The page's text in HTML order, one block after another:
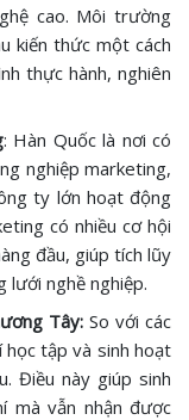
cao. Môi trường
kiến thức một cách
thực hành, nghiên
: Hàn Quốc là nơi có
nghiệp marketing,
ty lớn hoạt động
có nhiều cơ hội
đầu, giúp tích lũy
lưới nghề nghiệp.
Tây:So với các
học tập và sinh hoạt
Điều này giúp sinh
mà vẫn nhận được